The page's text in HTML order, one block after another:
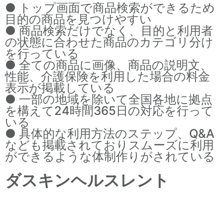
● トップ画面で商品検索ができるため
目的の商品を見つけやすい
● 商品検索だけでなく、目的と利用者
の状態に合わせた商品のカテゴリ分け
を行っている
● 全ての商品に画像、商品の説明文、
性能、介護保険を利用した場合の料金
表示が掲載している
● 一部の地域を除いて全国各地に拠点
を構えて24時間365日の対応を行って
いる
● 具体的な利用方法のステップ、Q&A
なども掲載されておりスムーズに利用
ができるような体制作りがされている
ダスキンヘルスレント